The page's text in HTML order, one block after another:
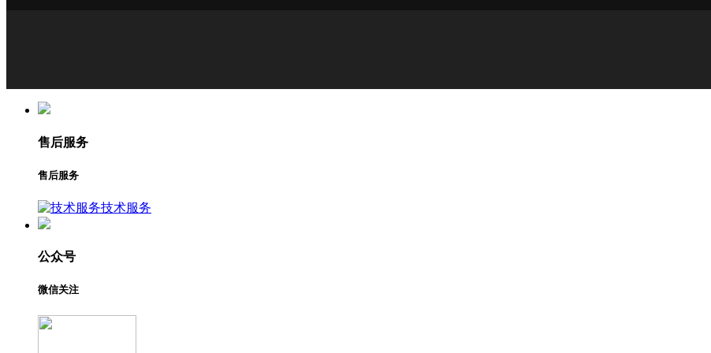
售后服务
售后服务
技术服务
公众号
微信关注